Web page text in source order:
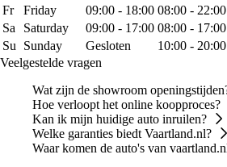
Fr
Friday 09:00 - 18:00 08:00 - 22:00
Sa
Saturday 09:00 - 17:00 08:00 - 17:00
Su
Sunday Gesloten
10:00 - 20:00
Veelgestelde vragen
Wat zijn de showroom
Hoe verloopt het online koopproces?
Kan ik mijn huidige auto inruilen?
Welke garanties biedt Vaartland.nl?
Waar komen de auto's van